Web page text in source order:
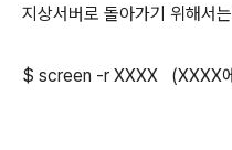
지상서버로 돌아가기 위해서
$ screen -r XXXX (XXXX